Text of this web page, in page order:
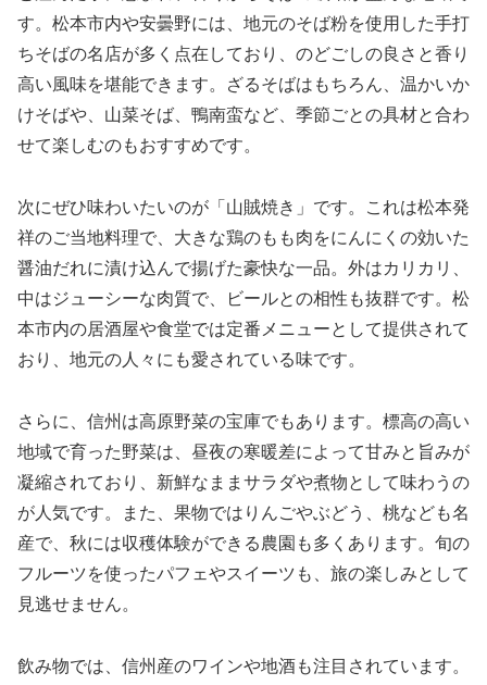
す。松本市内や安曇野には、地元のそば粉を使用した手打
ちそばの名店が多く点在しており、のどごしの良さと香り
高い風味を堪能できます。ざるそばはもちろん、温かいか
けそばや、山菜そば、鴨南蛮など、季節ごとの具材と合わ
せて楽しむのもおすすめです。
次にぜひ味わいたいのが「山賊焼き」です。これは松本発
祥のご当地料理で、大きな鶏のもも肉をにんにくの効いた
醤油だれに漬け込んで揚げた豪快な一品。外はカリカリ、
中はジューシーな肉質で、ビールとの相性も抜群です。松
本市内の居酒屋や食堂では定番メニューとして提供されて
おり、地元の人々にも愛されている味です。
さらに、信州は高原野菜の宝庫でもあります。標高の高い
地域で育った野菜は、昼夜の寒暖差によって甘みと旨みが
凝縮されており、新鮮なままサラダや煮物として味わうの
が人気です。また、果物ではりんごやぶどう、桃なども名
産で、秋には収穫体験ができる農園も多くあります。旬の
フルーツを使ったパフェやスイーツも、旅の楽しみとして
見逃せません。
飲み物では、信州産のワインや地酒も注目されています。